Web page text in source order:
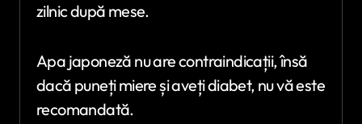
zilnic după mese.
Apa japoneză nu are contraindicații, însă
dacă puneți miere și aveți diabet, nu vă este
recomandată.